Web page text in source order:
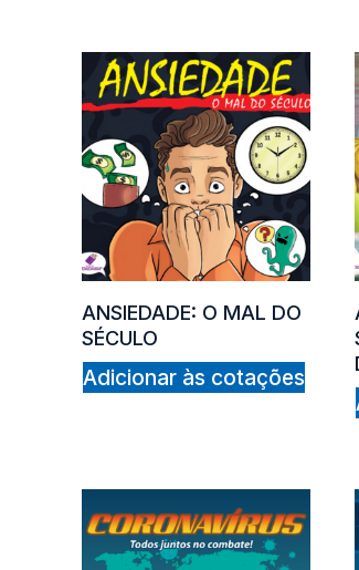
ANSIEDADE: O MAL DO
SÉCULO
Adicionar às cotações